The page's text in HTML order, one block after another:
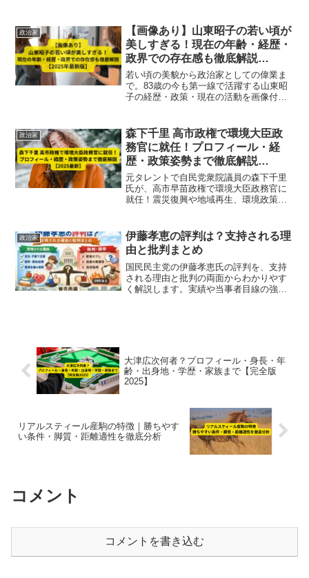
政治家
【画像あり】山東昭子の若い頃が
美しすぎる！現在の年齢・経歴・
政界での存在感も徹底解説
【2025年最新版】
若い頃の美貌から政治家としての偉業ま
で。83歳の今も第一線で活躍する山東昭
子の経歴・政策・現在の活動を画像付き
政治家
森下千里 高市政権で環境大臣政
務官に就任！プロフィール・経
歴・政策姿勢まで徹底解説
【2025最新】
元タレントで自民党衆院議員の森下千里
氏が、高市早苗政権で環境大臣政務官に
就任！震災復興や地域再生、環境政策へ
す。【2025年最新版】
政治家
伊藤孝恵の評判は？支持される理
由と批判まとめ
国民民主党の伊藤孝恵氏の評判を、支持
される理由と批判の両面からわかりやす
く解説します。実績や当事者目線の強
大津広次何者？プロフィール・身長・年
齢・出身地・学歴・家族まで【完全版
2025】
リアルスティール産駒の特徴｜勝ちやす
い条件・脚質・距離適性を徹底分析
コメント
コメントを書き込む